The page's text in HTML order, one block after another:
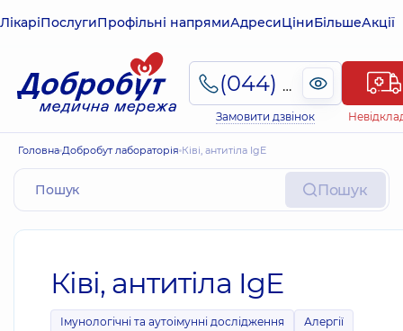
ЛікаріПослугиПрофільні напрямиАдресиЦіниБільшеАкції
(044) 495-2-888
Замовити дзвінок
Головна Добробут лабораторія Ківі, антитіла IgE
Пошук
Ківі, антитіла IgE
Імунологічні та аутоімунні дослідження Алергії